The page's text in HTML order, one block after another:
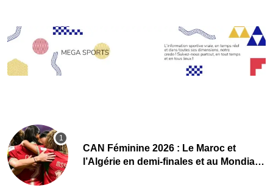
CAN Féminine 2026 : Le Maroc et
l’Algérie en demi-finales et au Mondial